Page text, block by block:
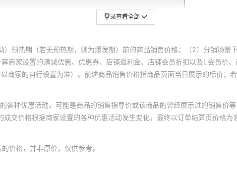
登录查看全部
）预热期（若无预热期，则为爆发期）前的商品销售价格；（2）分销场
商家设置的满减优惠、优惠券、店铺返利金、店铺会员折扣以及L会员价
家的自行设置为准）。前述商品销售价格指商品页面当日展示的标价；
种优惠活动。可能是商品的销售指导价或该商品的曾经展示过的销售价等
交价格根据商家设置的各种优惠活动发生变化，最终以订单结算页价格为
价格，并非原价，仅供参考。